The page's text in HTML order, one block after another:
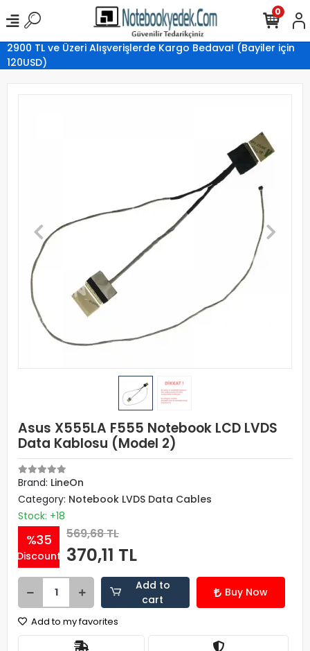
2900 TL ve Üzeri Alışverişlerde Kargo Bedava! (Bayiler için
120USD)
0
Asus X555LA F555 Notebook LCD LVDS
Data Kablosu (Model 2)
Brand: LineOn
Category: Notebook LVDS Data Cables
Stock: +18
%35
Discount
569,68 TL
370,11 TL
Add to
cart
Buy Now
Add to my favorites